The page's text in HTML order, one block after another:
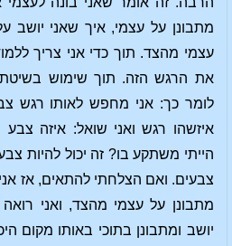
מתבונן על עצמי, איך שאני יושב
עצמי מהצד. תוך כדי אני צריך
את הרגש הזה. תוך שימוש
לומר כך: אני מחפש לאותו רגש
איזשהו רגש ואני שואל: איזה צבע
הייתי משתקע בו? זה יכול להיות
צבעים. ואם הצלחתי להתאים, אז
מתבונן על עצמי מהצד, ואני
יושב ומתבונן בתוכי באותו מקום